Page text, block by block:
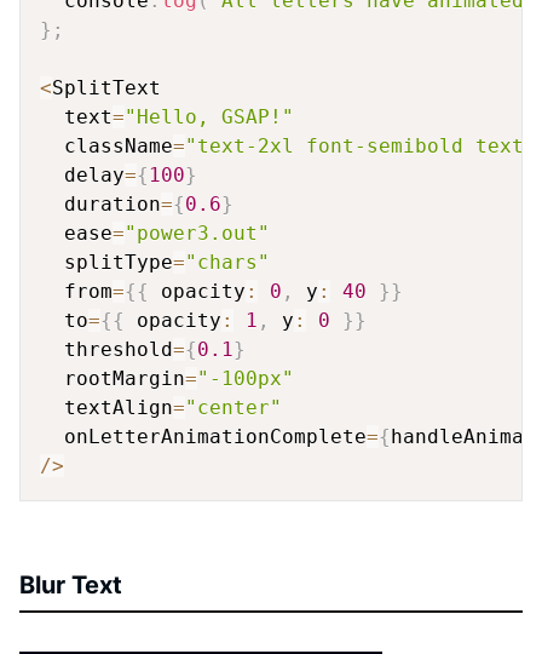
} ;
<SplitText
  text
="Hello, GSAP!"
  className
="text-2xl font-semibold text-
  delay
={ 100}
  duration
={0.6}
  ease
="power3.out"
  splitType
="chars"
  from
={{ opacity : 0 , y : 40 }}
  to
={{ opacity : 1 , y : 0 }}
  threshold
={0.1 }
  rootMargin
="-100px"
  textAlign
="center"
  onLetterAnimationComplete
={
/>
Blur Text